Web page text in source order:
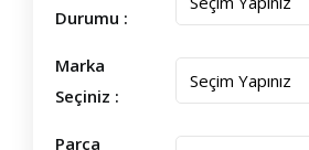
Durumu :
Marka
Seçiniz :
Parça